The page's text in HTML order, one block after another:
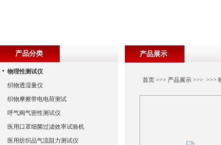
产品展示
首页>>> 产品展示>>> >>>
产品分类
物理性测试仪
织物透湿量仪
织物摩擦带电电荷测试
呼气阀气密性测试仪
医用口罩细菌过滤效率试验机
医用纺织品气流阻力测试仪